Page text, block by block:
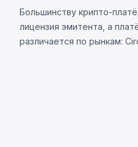
Большинству крипто-
лицензия эмитента, а
различается по рынкам: